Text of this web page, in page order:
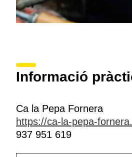
Informació
Ca la Pepa Fornera
https://ca-la-pepa-
937 951 619